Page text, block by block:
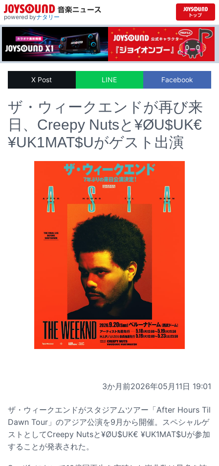
powered byナタリー
X Post LINE Facebook
ザ・ウィークエンドが再び来
日、Creepy Nutsと¥ØU$UK€
¥UK1MAT$Uがゲスト出演
3か月前2026年05月11日 19:01
ザ・ウィークエンドがスタジアムツアー「After Hours Til
Dawn Tour」のアジア公演を9月から開催。スペシャルゲ
ストとしてCreepy Nutsと¥ØU$UK€ ¥UK1MAT$Uが参加
することが発表された。